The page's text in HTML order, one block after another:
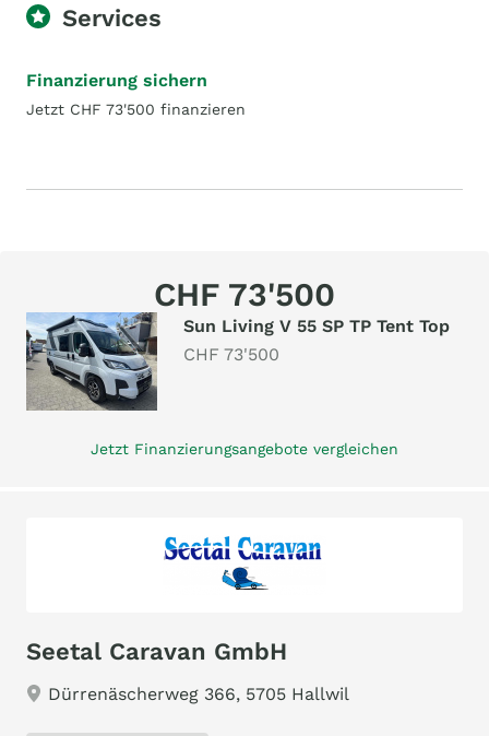
Services
Finanzierung sichern
Jetzt CHF 73'500 finanzieren
CHF 73'500
Sun Living V 55 SP TP Tent Top
CHF 73'500
Jetzt Finanzierungsangebote vergleichen
Seetal Caravan GmbH
Dürrenäscherweg 366, 5705 Hallwil